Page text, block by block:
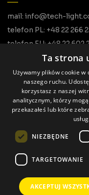
mail: info@tech-
telefon PL: +48 22 266
telefon EU: +48 22 602
Wszystkie
Ta strona
Używamy plików cookie
naszego ruchu.
korzystasz z naszej
analitycznym, którzy
przekazałeś lub które
NIEZBĘDNE
TARGETOWANIE
AKCEPTUJ